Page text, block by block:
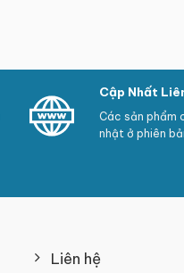
Cập Nhất
Các sản phẩm
nhật ở phiên
Liên hệ